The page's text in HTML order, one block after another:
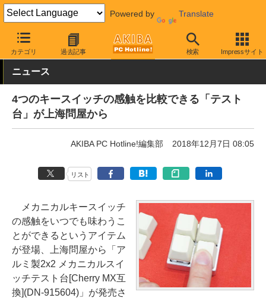
Powered by Translate
カテゴリ 過去記事 検索 Impressサイト
AKIBA PC Hotline! ガジェット その他
ニュース
4つのキースイッチの感触を比較できる「テスト
台」が上海問屋から
AKIBA PC Hotline!編集部 2018年12月7日 08:05
リスト
メカニカルキースイッチ
の感触をいつでも味わうこ
とができるというアイテム
が登場、上海問屋から「ア
ルミ製2x2 メカニカルスイ
ッチテスト台[Cherry MX互
換](DN-915604)」が発売さ